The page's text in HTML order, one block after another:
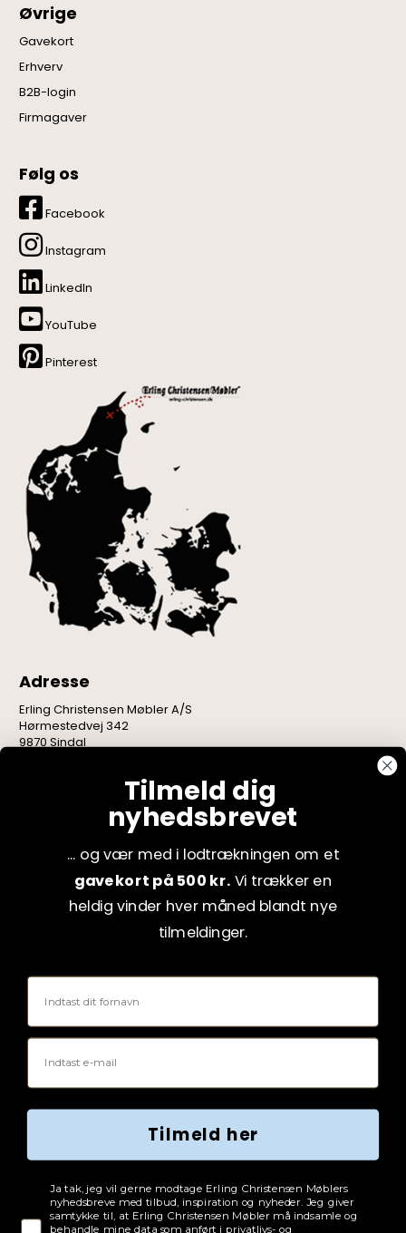
Øvrige
Gavekort
Erhverv
B2B-login
Firmagaver
Følg os
Facebook
Instagram
LinkedIn
YouTube
Pinterest
Adresse
Erling Christensen Møbler A/S
Hørmestedvej 342
9870 Sindal
Tilmeld dig
nyhedsbrevet
... og vær med i lodtrækningen om et
gavekort på 500 kr. Vi trækker en
heldig vinder hver måned blandt nye
tilmeldinger.
Fornavn
Email
Tilmeld her
Tjekboks samtykke
Ja tak, jeg vil gerne modtage Erling Christensen Møblers
nyhedsbreve med tilbud, inspiration og nyheder. Jeg giver
samtykke til, at Erling Christensen Møbler må indsamle og
behandle mine data som anført i privatlivs- og